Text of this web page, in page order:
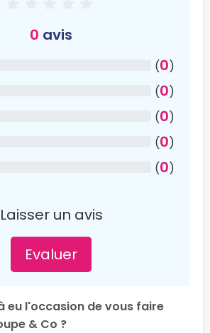
0 avis
(0)
(0)
(0)
(0)
(0)
Laisser un avis
Evaluer
eu l'occasion de vous faire
& Co ?